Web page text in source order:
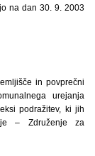
na dan 30. 9. 2003
in povprečni
urejanja
podražitev, ki jih
– Združenje za